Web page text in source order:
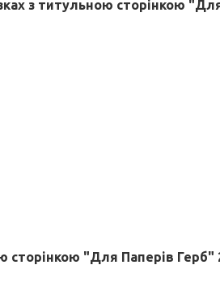
з титульною сторінкою
"Для Паперів Герб"